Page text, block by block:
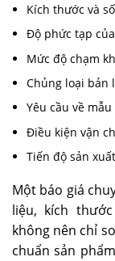
Kích thước và
Độ phức tạp
Mức độ chạm
Chủng loại bản
Yêu cầu về
Điều kiện vận
Tiến độ sản
Một báo giá
liệu, kích
không nên chỉ
chuẩn sản